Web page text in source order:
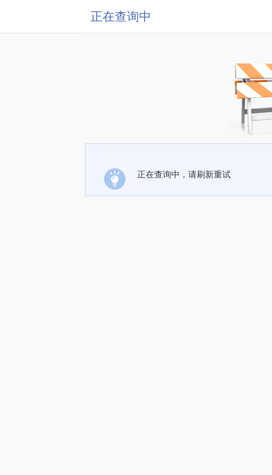
正在查询中
正在查询中，请刷新重试